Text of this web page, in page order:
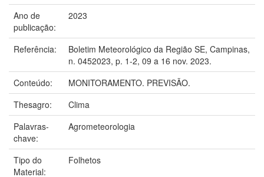
Ano de
publicação:
2023
Referência:
Boletim Meteorológico da Região SE, Campinas,
n. 0452023, p. 1-2, 09 a 16 nov. 2023.
Conteúdo:
MONITORAMENTO. PREVISÃO.
Thesagro:
Clima
Palavras-
chave:
Agrometeorologia
Tipo do
Material:
Folhetos